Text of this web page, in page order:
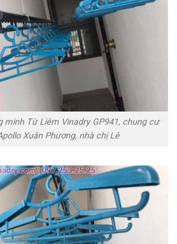
minh Từ Liêm Vinadry GP941, chung cư
Xuân Phương, nhà chị Lê